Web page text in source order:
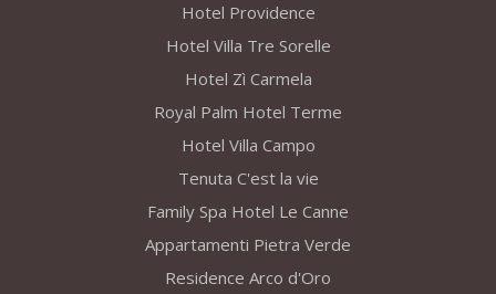
Hotel Providence
Hotel Villa Tre Sorelle
Hotel Zì Carmela
Royal Palm Hotel Terme
Hotel Villa Campo
Tenuta C'est la vie
Family Spa Hotel Le Canne
Appartamenti Pietra Verde
Residence Arco d'Oro